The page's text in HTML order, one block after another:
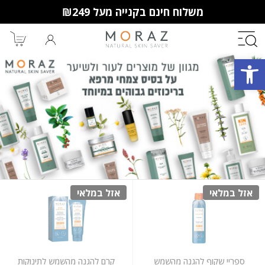
פתח סרגל נגישות
משלוח חינם בקנייה מעל ₪249
חברי מועדון מורז נהנים יותר!
10% הנחה לקנייה ראשונה
מבצעים שווים
וצבירת נקודות למימוש בקניות
הבאות.
אזל במלאי
ספריי שקוף להגנה מהשמש
אזל במלאי
קרם להגנה מהשמש לתינוקות